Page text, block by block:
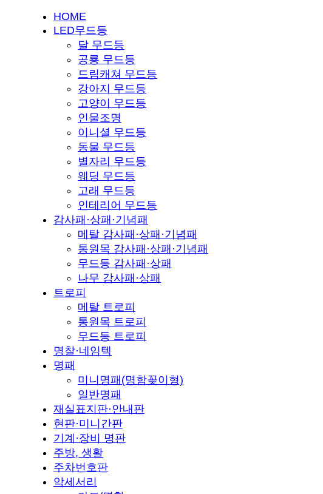
HOME
LED무드등
달 무드등
공룡 무드등
드림캐쳐 무드등
강아지 무드등
고양이 무드등
인물조명
이니셜 무드등
동물 무드등
별자리 무드등
웨딩 무드등
고래 무드등
인테리어 무드등
감사패·상패·기념패
메탈 감사패·상패·기념패
통원목 감사패·상패·기념패
무드등 감사패·상패
나무 감사패·상패
트로피
메탈 트로피
통원목 트로피
무드등 트로피
명찰·네임텍
명패
미니명패(명함꽂이형)
일반명패
재실표지판·안내판
현판·미니간판
기계·장비 명판
주방, 생활
주차번호판
악세서리